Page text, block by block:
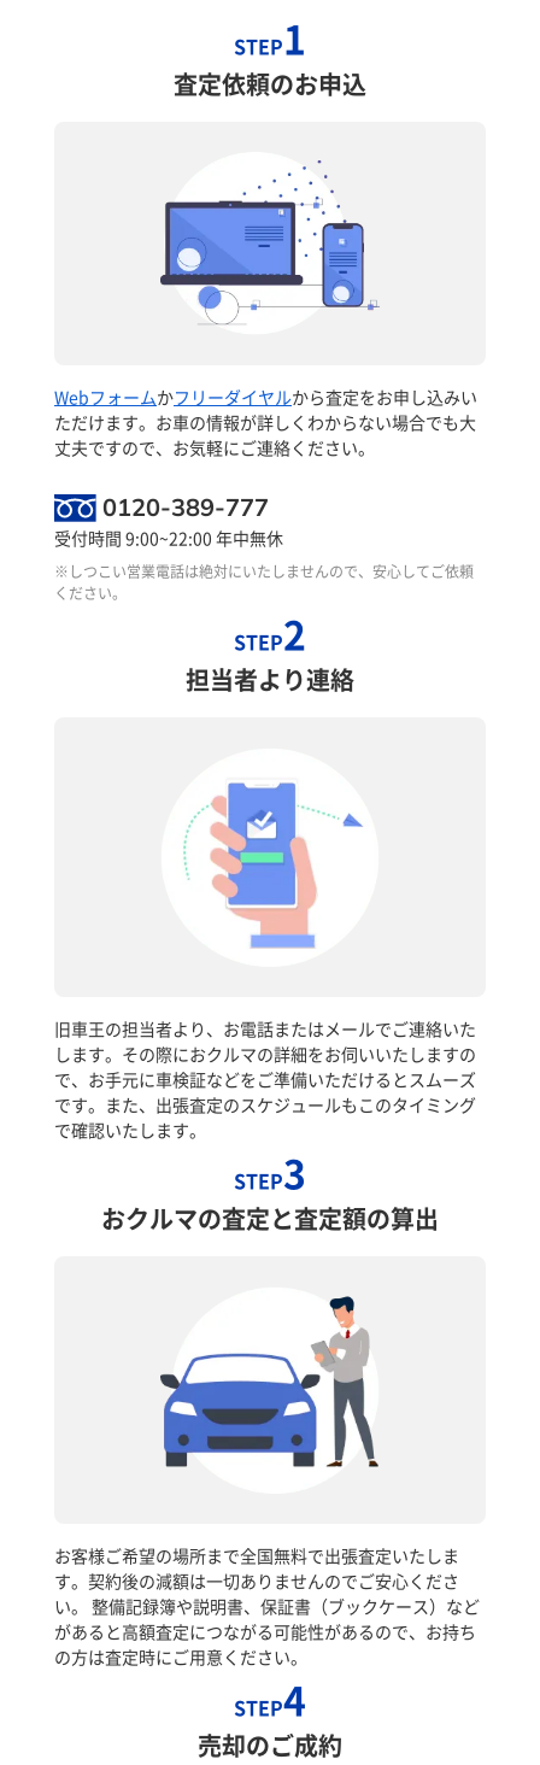
STEP1
査定依頼のお申込
Webフォームかフリーダイヤルから査定をお申し込みい
ただけます。お車の情報が詳しくわからない場合でも大
丈夫ですので、お気軽にご連絡ください。
0120-389-777
受付時間 9:00~22:00 年中無休
※しつこい営業電話は絶対にいたしませんので、安心してご依頼
ください。
STEP2
担当者より連絡
旧車王の担当者より、お電話またはメールでご連絡いた
します。その際におクルマの詳細をお伺いいたしますの
で、お手元に車検証などをご準備いただけるとスムーズ
です。また、出張査定のスケジュールもこのタイミング
で確認いたします。
STEP3
おクルマの査定と査定額の算出
お客様ご希望の場所まで全国無料で出張査定いたしま
す。契約後の減額は一切ありませんのでご安心くださ
い。 整備記録簿や説明書、保証書（ブックケース）など
があると高額査定につながる可能性があるので、お持ち
の方は査定時にご用意ください。
STEP4
売却のご成約